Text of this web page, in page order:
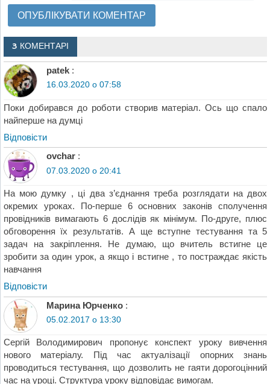
3 КОМЕНТАРІ
patek :
16.03.2020 о 07:58
Поки добирався до роботи створив матеріал. Ось що спало
найперше на думці
Відповіcти
ovchar :
07.03.2020 о 20:41
На мою думку , ці два з’єднання треба розглядати на двох
окремих уроках. По-перше 6 основних законів сполучення
провідників вимагають 6 дослідів як мінімум. По-друге, плюс
обговорення їх результатів. А ще вступне тестування та 5
задач на закріплення. Не думаю, що вчитель встигне це
зробити за один урок, а якщо і встигне , то постраждає якість
навчання
Відповіcти
Марина Юрченко :
05.02.2017 о 13:30
Сергій Володимирович пропонує конспект уроку вивчення
нового матеріалу. Під час актуалізації опорних знань
проводиться тестування, що дозволить не гаяти дорогоцінний
час на уроці. Структура уроку відповідає вимогам.